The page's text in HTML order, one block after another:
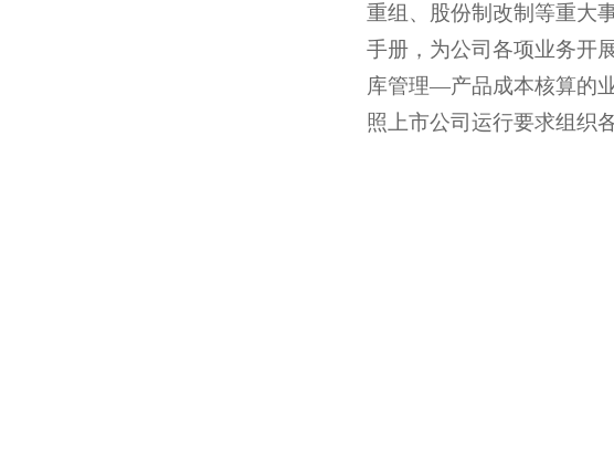
重组、股份制改制等重大
手册，为公司各项业务
库管理—产品成本核算的
照上市公司运行要求组织